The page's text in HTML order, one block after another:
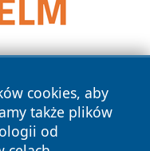
cookies, aby
także plików
od